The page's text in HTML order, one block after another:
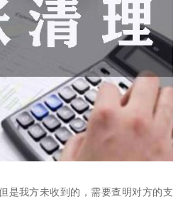
是我方未收到的，需要查明对方的支